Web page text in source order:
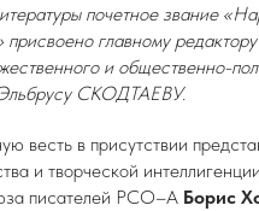
почетное звание
главному редактору
и общественно-
СКОДТАЕВУ.
весть в присутствии
и творческой
писателей РСО–А Борис